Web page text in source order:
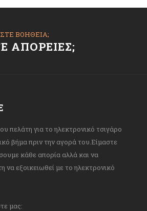
ΒΟΗΘΕΙΑ;
ΑΠΟΡΕΙΕΣ;
πελάτη για το ηλεκτρονικό τσιγάρο
βήμα πριν την αγορά του.Είμαστε
κάθε απορία αλλά και να
να εξοικειωθεί με το ηλεκτρονικό
μας: